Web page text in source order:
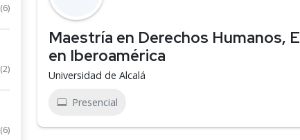
(6)
(2)
(6)
Maestría en Derechos Humanos,
en Iberoamérica
Universidad de Alcalá
Presencial